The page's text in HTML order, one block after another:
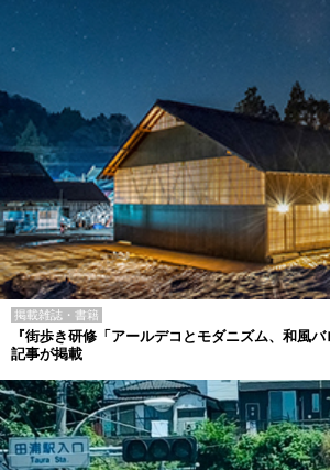
掲載雑誌・書籍
『街歩き研修「アールデコとモダニズム、和風
記事が掲載